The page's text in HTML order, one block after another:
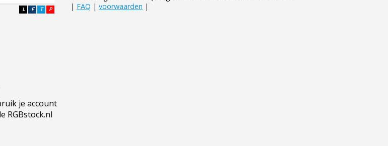
P
T
F
L
| FAQ | voorwaarden |